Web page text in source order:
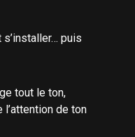
puis
tout le ton,
l’attention de ton